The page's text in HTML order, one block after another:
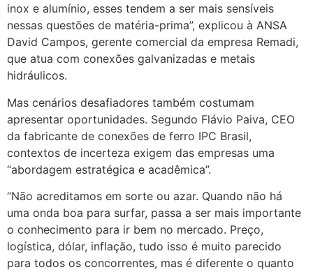
inox e alumínio, esses tendem a ser mais sensíveis
nessas questões de matéria-prima”, explicou à ANSA
David Campos, gerente comercial da empresa Remadi,
que atua com conexões galvanizadas e metais
hidráulicos.
Mas cenários desafiadores também costumam
apresentar oportunidades. Segundo Flávio Paiva, CEO
da fabricante de conexões de ferro IPC Brasil,
contextos de incerteza exigem das empresas uma
“abordagem estratégica e acadêmica”.
“Não acreditamos em sorte ou azar. Quando não há
uma onda boa para surfar, passa a ser mais importante
o conhecimento para ir bem no mercado. Preço,
logística, dólar, inflação, tudo isso é muito parecido
para todos os concorrentes, mas é diferente o quanto